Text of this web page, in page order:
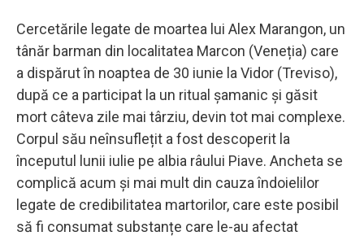
Cercetările legate de moartea lui Alex Marangon, un
tânăr barman din localitatea Marcon (Veneția) care
a dispărut în noaptea de 30 iunie la Vidor (Treviso),
după ce a participat la un ritual șamanic și găsit
mort câteva zile mai târziu, devin tot mai complexe.
Corpul său neînsuflețit a fost descoperit la
începutul lunii iulie pe albia râului Piave. Ancheta se
complică acum și mai mult din cauza îndoielilor
legate de credibilitatea martorilor, care este posibil
să fi consumat substanțe care le-au afectat